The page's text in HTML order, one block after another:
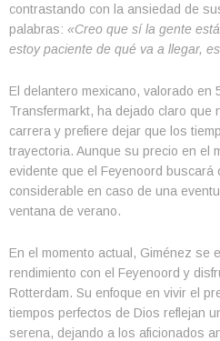
contrastando con la ansiedad de
palabras: «Creo que sí la gente
estoy paciente de qué va a llegar,
El delantero mexicano, valorado en
Transfermarkt, ha dejado claro que
carrera y prefiere dejar que los
trayectoria. Aunque su precio en el
evidente que el Feyenoord buscará
considerable en caso de una
ventana de verano.
En el momento actual, Giménez se
rendimiento con el Feyenoord y
Rotterdam. Su enfoque en vivir el
tiempos perfectos de Dios reflejan
serena, dejando a los aficionados